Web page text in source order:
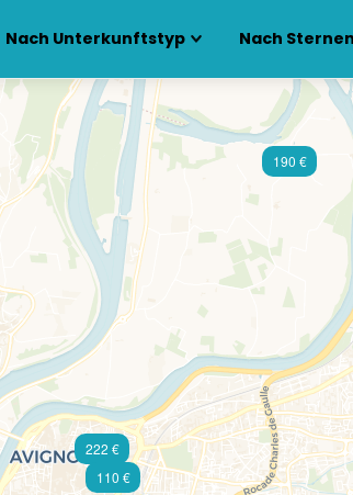
Nach Unterkunftstyp Nach Sternen
110 €
190 €
222 €